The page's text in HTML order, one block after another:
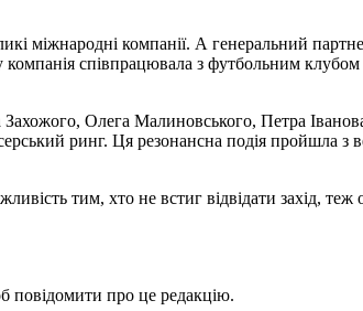
міжнародні компанії. А генеральний
співпрацювала з футбольним
Олега Малиновського, Петра
ринг. Ця резонансна подія пройшла
тим, хто не встиг відвідати захід,
повідомити про це редакцію.